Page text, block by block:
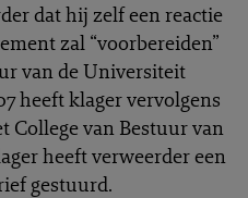
dat hij zelf een reactie
zal “voorbereiden”
van de Universiteit
heeft klager vervolgens
College van Bestuur van
heeft verweerder een
gestuurd.